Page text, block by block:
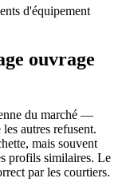
d'équipement
ouvrage
du marché —
autres refusent.
mais souvent
profils similaires. Le
par les courtiers.